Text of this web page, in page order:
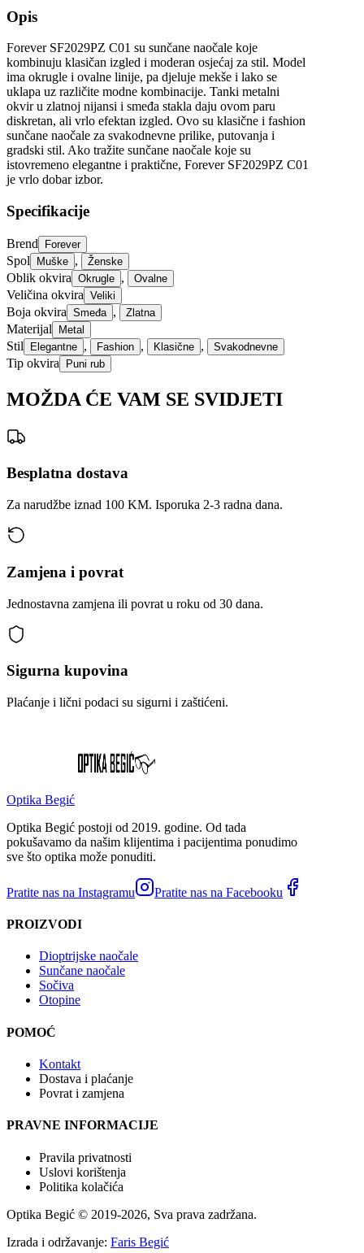
Opis
Forever SF2029PZ C01 su sunčane naočale koje
kombinuju klasičan izgled i moderan osjećaj za stil. Model
ima okrugle i ovalne linije, pa djeluje mekše i lako se
uklapa uz različite modne kombinacije. Tanki metalni
okvir u zlatnoj nijansi i smeđa stakla daju ovom paru
diskretan, ali vrlo efektan izgled. Ovo su klasične i fashion
sunčane naočale za svakodnevne prilike, putovanja i
gradski stil. Ako tražite sunčane naočale koje su
istovremeno elegantne i praktične, Forever SF2029PZ C01
je vrlo dobar izbor.
Specifikacije
Brend Forever
Spol Muške , Ženske
Oblik okvira Okrugle , Ovalne
Veličina okvira Veliki
Boja okvira Smeđa , Zlatna
Materijal Metal
Stil Elegantne , Fashion , Klasične , Svakodnevne
Tip okvira Puni rub
MOŽDA ĆE VAM SE SVIDJETI
Besplatna dostava
Za narudžbe iznad 100 KM. Isporuka 2-3 radna dana.
Zamjena i povrat
Jednostavna zamjena ili povrat u roku od 30 dana.
Sigurna kupovina
Plaćanje i lični podaci su sigurni i zaštićeni.
Optika Begić
Optika Begić postoji od 2019. godine. Od tada
pokušavamo da našim klijentima i pacijentima ponudimo
sve što optika može ponuditi.
Pratite nas na Instagramu Pratite nas na Facebooku
PROIZVODI
Dioptrijske naočale
Sunčane naočale
Sočiva
Otopine
POMOĆ
Kontakt
Dostava i plaćanje
Povrat i zamjena
PRAVNE INFORMACIJE
Pravila privatnosti
Uslovi korištenja
Politika kolačića
Optika Begić © 2019-2026, Sva prava zadržana.
Izrada i održavanje: Faris Begić